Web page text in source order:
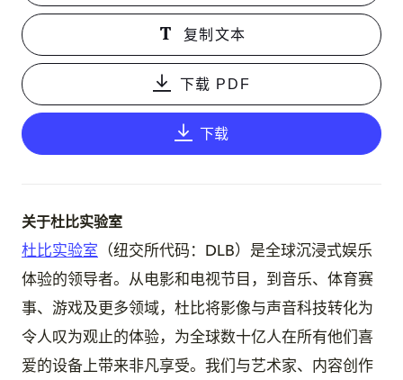
复制文本
下载 PDF
下载
关于杜比实验室
杜比实验室 （纽交所代码：DLB）是全球沉浸式娱乐
体验的领导者。从电影和电视节目，到音乐、体育赛
事、游戏及更多领域，杜比将影像与声音科技转化为
令人叹为观止的体验，为全球数十亿人在所有他们喜
爱的设备上带来非凡享受。我们与艺术家、内容创作